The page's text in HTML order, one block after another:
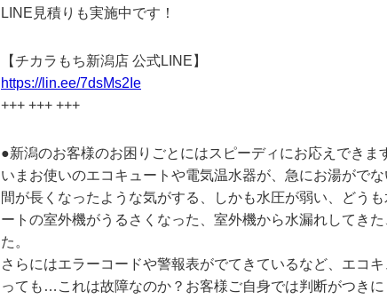
LINE見積りも実施中です！
【チカラもち新潟店 公式LINE】
https://lin.ee/7dsMs2Ie
+++ +++ +++
●新潟のお客様のお困りごとにはスピーディにお応えできま
いまお使いのエコキュートや電気温水器が、急にお湯がで
間が長くなったような気がする、しかも水圧が弱い、どう
ートの室外機がうるさくなった、室外機から水漏れしてき
た。
さらにはエラーコードや警報表がでてきているなど、エコ
っても…これは故障なのか？お客様ご自身では判断がつきに